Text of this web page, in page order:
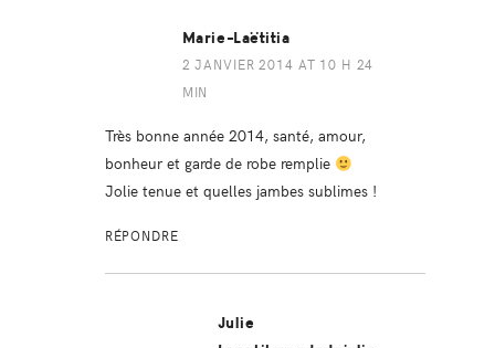
Marie-Laëtitia
2 JANVIER 2014 AT 10 H 24
MIN
Très bonne année 2014, santé, amour,
bonheur et garde de robe remplie
Jolie tenue et quelles jambes sublimes !
RÉPONDRE
Julie